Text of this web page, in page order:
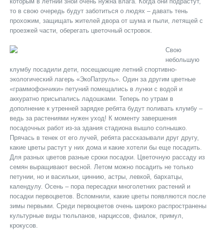
то в свою очередь будут заботиться о людях – давать тень
прохожим, защищать жителей двора от шума и пыли, летящей с
проезжей части, оберегать цветочный островок.
Свою
небольшую
клумбу посадили дети, посещающие летний спортивно-
экологический лагерь «ЭкоПатруль». Один за другим цветные
«граммофончики» петуний помещались в лунки с водой и
аккуратно присыпались ладошками. Теперь по утрам в
дополнение к утренней зарядке ребята будут поливать клумбу –
ведь за растениями нужен уход! К моменту завершения
посадочных работ из-за здания стадиона вышло солнышко.
Прячась в тенек от его лучей, ребята рассказывали друг другу,
какие цветы растут у них дома и какие хотели бы еще посадить.
Для разных цветов разные сроки посадки. Цветочную рассаду из
семян выращивают весной. Летом можно посадить не только
петунии, но и васильки, циннию, астры, левкой, бархатцы,
календулу. Осень – пора пересадки многолетних растений и
посадки первоцветов. Вспомнили, какие цветы появляются после
зимы первыми. Среди первоцветов очень широко распространены
культурные виды тюльпанов, нарциссов, фиалок, примул,
крокусов.